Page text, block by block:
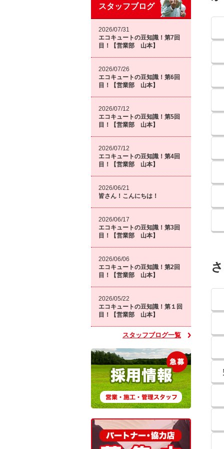
スタッフブログ
2026/07/31
エコキュートの豆知識！第7回
目！【営業部 山本】
2026/07/26
エコキュートの豆知識！第6回
目！【営業部 山本】
2026/07/12
エコキュートの豆知識！第5回
目！【営業部 山本】
2026/07/12
エコキュートの豆知識！第4回
目！【営業部 山本】
2026/06/21
皆さん！こんにちは！
2026/06/17
エコキュートの豆知識！第3回
目！【営業部 山本】
2026/06/06
エコキュートの豆知識！第2回
目！【営業部 山本】
2026/05/22
エコキュートの豆知識！第１回
目！【営業部 山本】
スタッフブログ一覧
さ